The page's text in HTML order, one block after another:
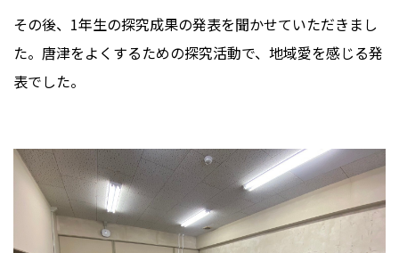
その後、1年生の探究成果の発表を聞かせていただきまし
た。唐津をよくするための探究活動で、地域愛を感じる発
表でした。